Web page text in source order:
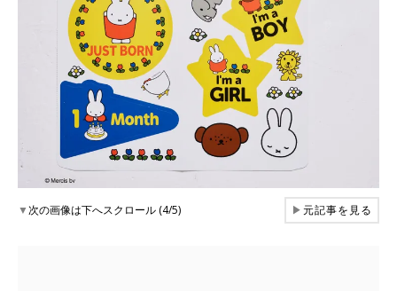
▼次の画像は下へスクロール (4/5) ▶元記事を見る